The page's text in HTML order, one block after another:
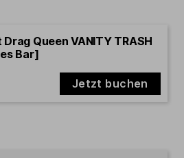
Queen VANITY TRASH
Bar]
Jetzt buchen